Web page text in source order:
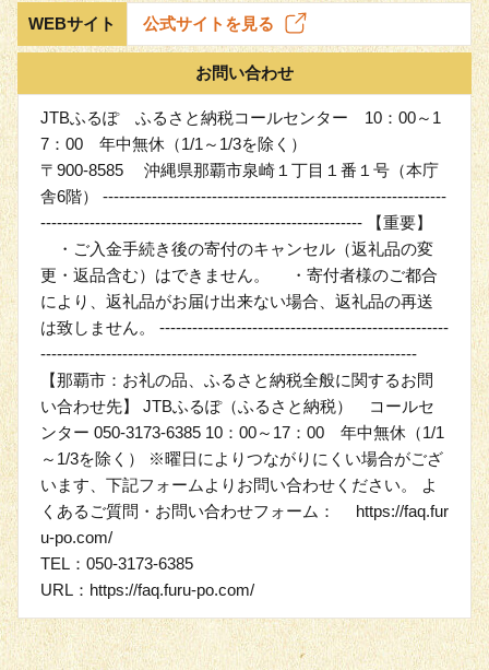
WEBサイト 公式サイトを見る
お問い合わせ
JTBふるぽ ふるさと納税コールセンター 10：00～1
7：00 年中無休（1/1～1/3を除く）
〒900-8585 沖縄県那覇市泉崎１丁目１番１号（本庁
舎6階） ---------------------------------------------------------------
----------------------------------------------------------- 【重要】
・ご入金手続き後の寄付のキャンセル（返礼品の変
更・返品含む）はできません。 ・寄付者様のご都合
により、返礼品がお届け出来ない場合、返礼品の再送
は致しません。 -----------------------------------------------------
---------------------------------------------------------------------
【那覇市：お礼の品、ふるさと納税全般に関するお問
い合わせ先】 JTBふるぽ（ふるさと納税） コールセ
ンター 050-3173-6385 10：00～17：00 年中無休（1/1
～1/3を除く） ※曜日によりつながりにくい場合がござ
います、下記フォームよりお問い合わせください。 よ
くあるご質問・お問い合わせフォーム： https://faq.fur
u-po.com/
TEL：050-3173-6385
URL：https://faq.furu-po.com/